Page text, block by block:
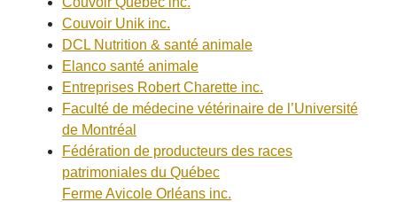
Couvoir Unik inc.
DCL Nutrition & santé animale
Elanco santé animale
Entreprises Robert Charette inc.
Faculté de médecine vétérinaire de l’Université
de Montréal
Fédération de producteurs des races
patrimoniales du Québec
Ferme Avicole Orléans inc.